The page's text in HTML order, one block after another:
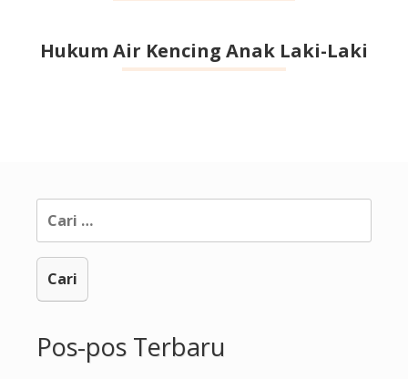
Hukum Air Kencing Anak Laki-Laki
Cari
untuk:
Pos-pos Terbaru